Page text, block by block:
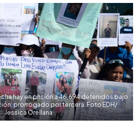
hay en prisión a 46,694 detenidos bajo
prorrogado por tercera. Foto EDH/
Jessica Orellana